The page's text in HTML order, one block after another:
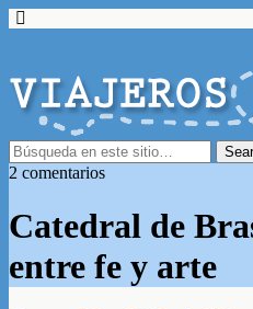
2 comentarios
Catedral de
entre fe y arte